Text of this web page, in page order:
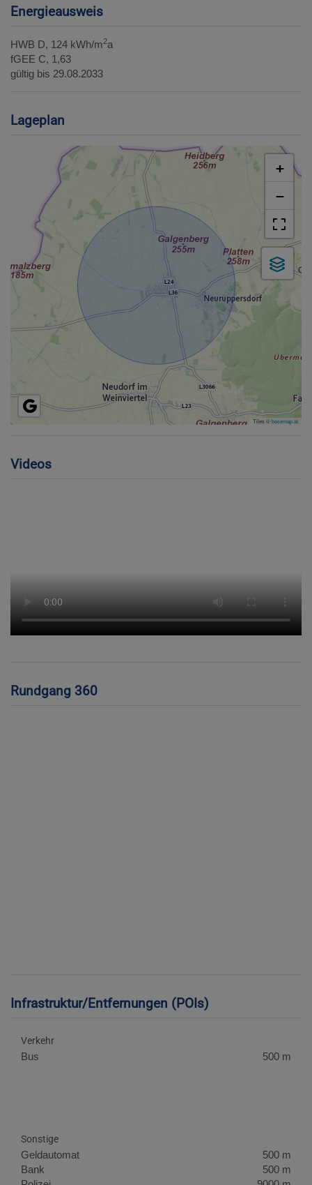
Energieausweis
HWB D, 124 kWh/m2a
fGEE C, 1,63
gültig bis 29.08.2033
Lageplan
+
−
Tiles ©basemap.at
Videos
Rundgang 360
Infrastruktur/Entfernungen (POIs)
Verkehr
Bus 500 m
Sonstige
Geldautomat
500 m
Bank
500 m